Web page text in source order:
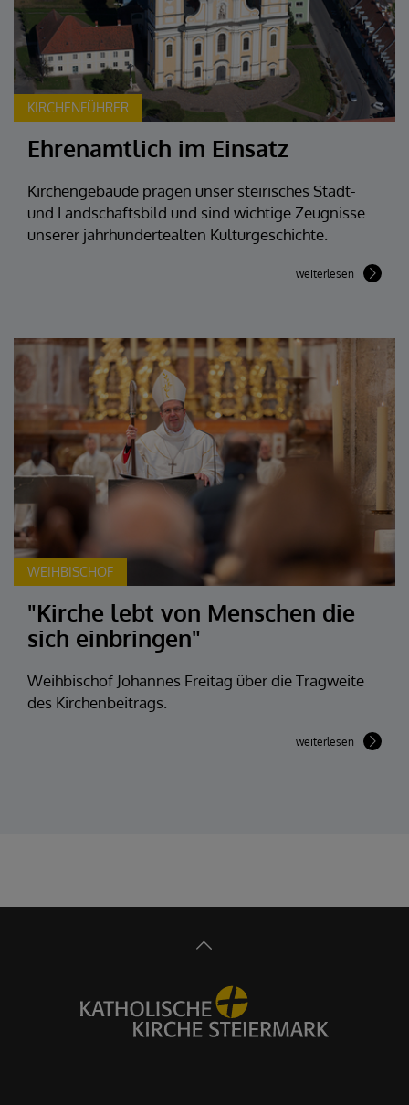
KIRCHENFÜHRER
Ehrenamtlich im Einsatz
Kirchengebäude prägen unser steirisches Stadt-
und Landschaftsbild und sind wichtige Zeugnisse
unserer jahrhundertealten Kulturgeschichte.
weiterlesen
WEIHBISCHOF
"Kirche lebt von Menschen die
sich einbringen"
Weihbischof Johannes Freitag über die Tragweite
des Kirchenbeitrags.
weiterlesen